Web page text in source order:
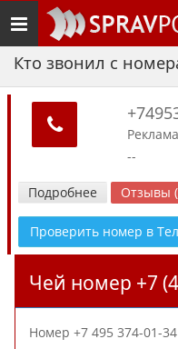
Toggle
navigation
Кто звонил с
--
Подробнее Отзывы
Проверить номер в
Чей номер +7
Номер +7 495 374-01-